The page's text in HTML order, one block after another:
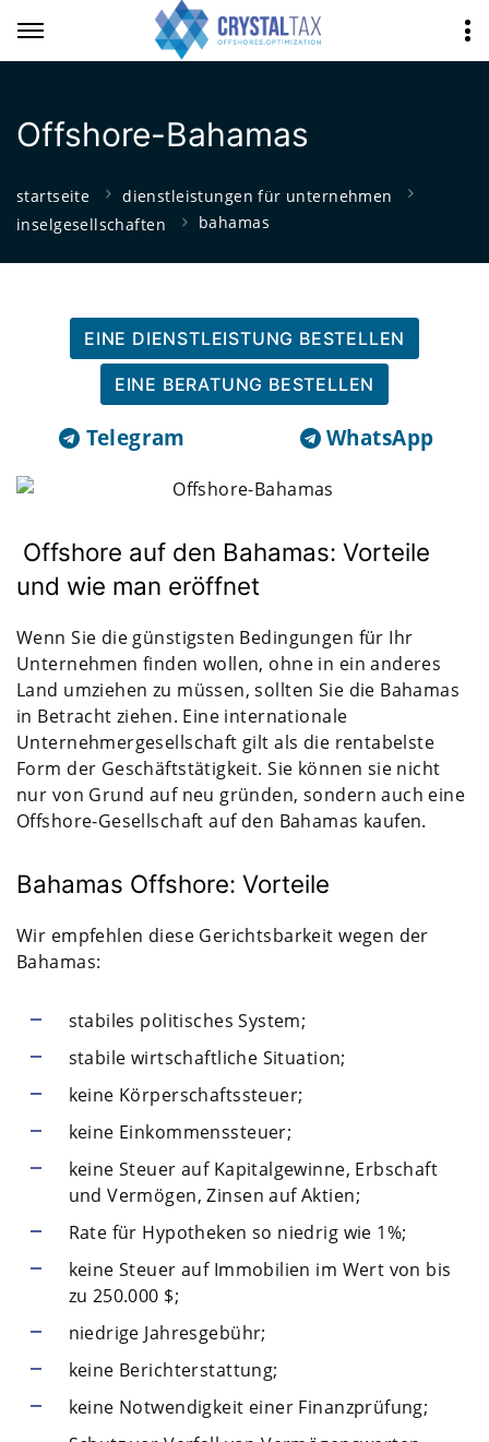
Offshore-Bahamas
startseite
dienstleistungen für unternehmen
inselgesellschaften
bahamas
EINE DIENSTLEISTUNG BESTELLEN
EINE BERATUNG BESTELLEN
Telegram WhatsApp
Offshore auf den Bahamas: Vorteile
und wie man eröffnet
Wenn Sie die günstigsten Bedingungen für Ihr
Unternehmen finden wollen, ohne in ein anderes
Land umziehen zu müssen, sollten Sie die Bahamas
in Betracht ziehen. Eine internationale
Unternehmergesellschaft gilt als die rentabelste
Form der Geschäftstätigkeit. Sie können sie nicht
nur von Grund auf neu gründen, sondern auch eine
Offshore-Gesellschaft auf den Bahamas kaufen.
Bahamas Offshore: Vorteile
Wir empfehlen diese Gerichtsbarkeit wegen der
Bahamas:
stabiles politisches System;
stabile wirtschaftliche Situation;
keine Körperschaftssteuer;
keine Einkommenssteuer;
keine Steuer auf Kapitalgewinne, Erbschaft
und Vermögen, Zinsen auf Aktien;
Rate für Hypotheken so niedrig wie 1%;
keine Steuer auf Immobilien im Wert von bis
zu 250.000 $;
niedrige Jahresgebühr;
keine Berichterstattung;
keine Notwendigkeit einer Finanzprüfung;